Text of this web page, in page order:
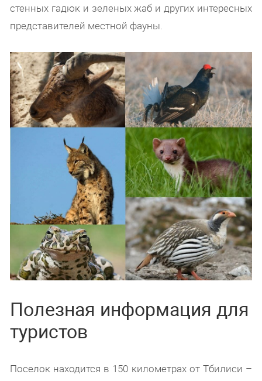
стенных гадюк и зеленых жаб и других интересных
представителей местной фауны.
Полезная информация для
туристов
Поселок находится в 150 километрах от Тбилиси –